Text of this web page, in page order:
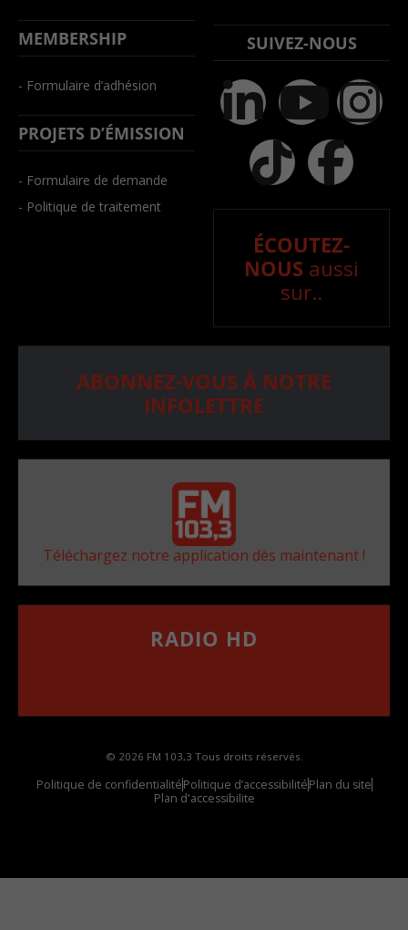
MEMBERSHIP
- Formulaire d’adhésion
PROJETS D’ÉMISSION
- Formulaire de demande
- Politique de traitement
SUIVEZ-NOUS
ÉCOUTEZ-
NOUS aussi
sur..
ABONNEZ-VOUS À NOTRE
INFOLETTRE
Téléchargez notre application dès maintenant !
RADIO HD
© 2026 FM 103,3 Tous droits réservés.
Politique de confidentialitéPolitique d’accessibilitéPlan du site
Plan d'accessibilite